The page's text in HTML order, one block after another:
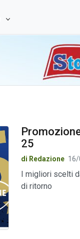
25
di Redazione 16/
I migliori scelti
di ritorno